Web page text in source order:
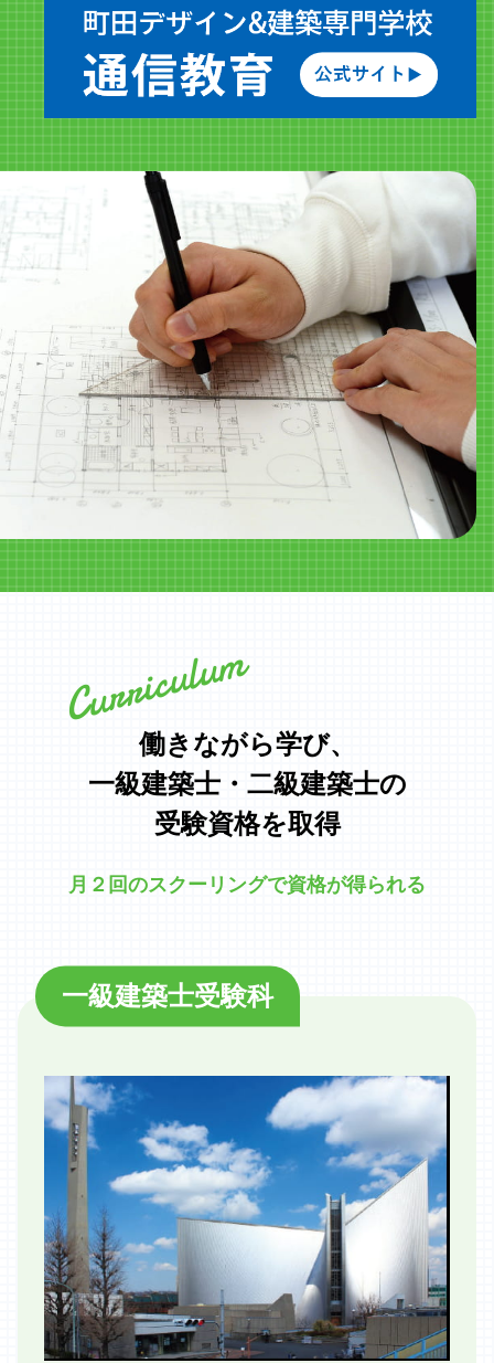
Curriculum
働きながら学び、
一級建築士・二級建築士の
受験資格を取得
月２回のスクーリングで資格が得られる
一級建築士受験科